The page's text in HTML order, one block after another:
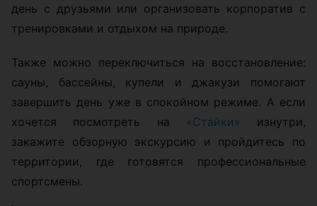
день с друзьями или организовать корпоратив с
тренировками и отдыхом на природе.
Также можно переключиться на восстановление:
сауны, бассейны, купели и джакузи помогают
завершить день уже в спокойном режиме. А если
хочется посмотреть на «Стайки» изнутри,
закажите обзорную экскурсию и пройдитесь по
территории, где готовятся профессиональные
спортсмены.